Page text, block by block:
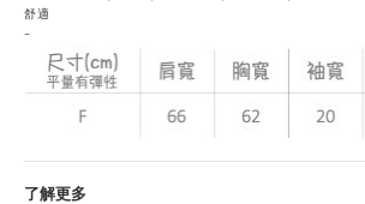
舒適
-
了解更多